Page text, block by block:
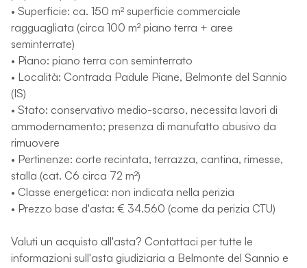
• Superficie: ca. 150 m² superficie commerciale
ragguagliata (circa 100 m² piano terra + aree
seminterrate)
• Piano: piano terra con seminterrato
• Località: Contrada Padule Piane, Belmonte del Sannio
(IS)
• Stato: conservativo medio-scarso, necessita lavori di
ammodernamento; presenza di manufatto abusivo da
rimuovere
• Pertinenze: corte recintata, terrazza, cantina, rimesse,
stalla (cat. C6 circa 72 m²)
• Classe energetica: non indicata nella perizia
• Prezzo base d'asta: € 34.560 (come da perizia CTU)
Valuti un acquisto all'asta? Contattaci per tutte le
informazioni sull'asta giudiziaria a Belmonte del Sannio e